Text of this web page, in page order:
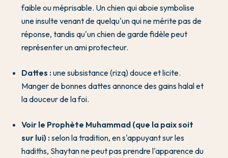
faible ou méprisable. Un chien qui aboie symbolise
une insulte venant de quelqu'un qui ne mérite pas de
réponse, tandis qu'un chien de garde fidèle peut
représenter un ami protecteur.
Dattes :une subsistance (rizq) douce et licite.
Manger de bonnes dattes annonce des gains halal et
la douceur de la foi.
Voir le Prophète Muhammad (que la paix soit
sur lui) :selon la tradition, en s'appuyant sur les
hadiths, Shaytan ne peut pas prendre l'apparence du